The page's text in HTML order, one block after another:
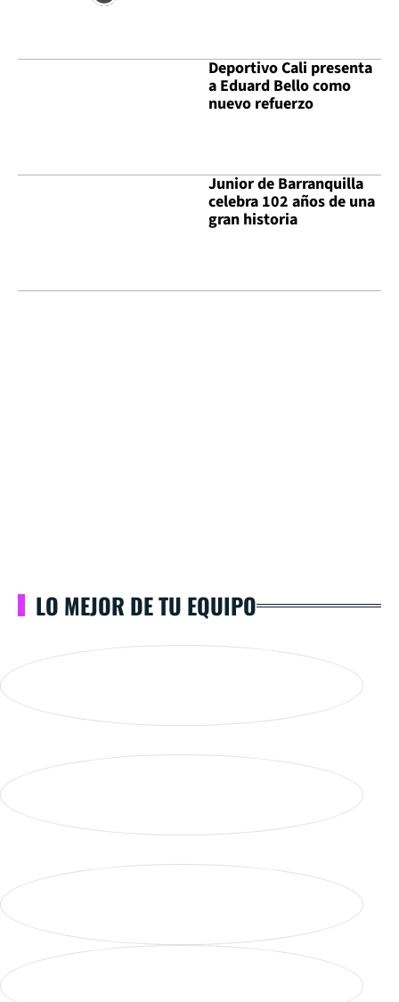
Deportivo Cali presenta
a Eduard Bello como
nuevo refuerzo
Junior de Barranquilla
celebra 102 años de una
gran historia
LO MEJOR DE TU EQUIPO